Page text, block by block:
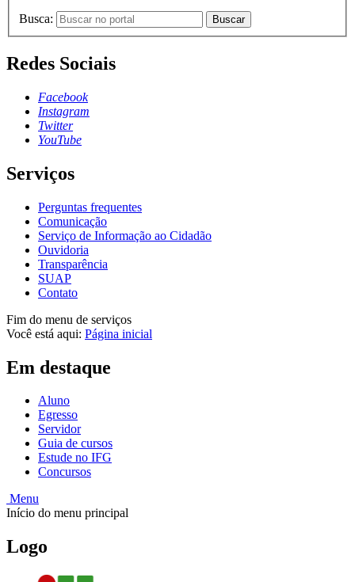
Busca: Buscar
Redes Sociais
Facebook
Instagram
Twitter
YouTube
Serviços
Perguntas frequentes
Comunicação
Serviço de Informação ao Cidadão
Ouvidoria
Transparência
SUAP
Contato
Fim do menu de serviços
Você está aqui: Página inicial
Em destaque
Aluno
Egresso
Servidor
Guia de cursos
Estude no IFG
Concursos
Menu
Início do menu principal
Logo